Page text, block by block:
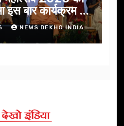
बार कार्यक्रम में
NEWS DEKHO INDIA